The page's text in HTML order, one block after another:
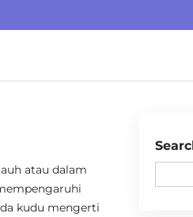
atau dalam
kudu mengerti